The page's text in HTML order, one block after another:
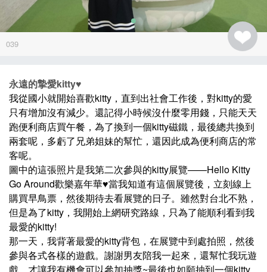
039
永遠的摯愛kitty♥
我從國小就開始喜歡kitty，直到出社會工作後，對kitty的愛
只有增加沒有減少。還記得小時候沒什麼零用錢，只能天天
跑便利商店買午餐，為了換到一個kitty磁鐵，最後總共換到
兩套呢，多虧了兄弟姐妹的幫忙，還因此成為便利商店的常
客呢。
圖中的這張照片是我第二次參與的kitty展覽——Hello Kitty
Go Around歡樂嘉年華♥當我知道有這個展覽後，立刻線上
購買早鳥票，然後期待去看展覽的日子。雖然對台北不熟，
但是為了kitty，我開始上網研究路線，只為了能順利看到我
最愛的kitty!
那一天，我背著最愛的kitty背包，在展覽中到處拍照，然後
參與各式各樣的遊戲。謝謝男友陪我一起來，還幫忙我玩遊